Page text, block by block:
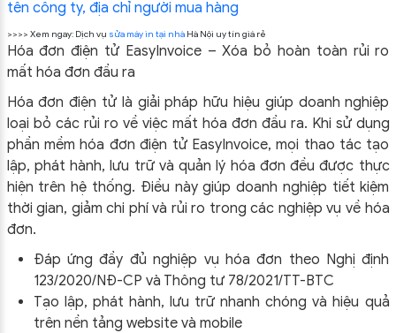
tên công ty, địa chỉ người mua hàng
>>>> Xem ngay: Dịch vụ sửa máy in tại nhàHà Nội uy tín giá rẻ
Hóa đơn điện tử EasyInvoice – Xóa bỏ hoàn toàn rủi ro
mất hóa đơn đầu ra
Hóa đơn điện tử là giải pháp hữu hiệu giúp doanh nghiệp
loại bỏ các rủi ro về việc mất hóa đơn đầu ra. Khi sử dụng
phần mềm hóa đơn điện tử EasyInvoice, mọi thao tác tạo
lập, phát hành, lưu trữ và quản lý hóa đơn đều được thực
hiện trên hệ thống. Điều này giúp doanh nghiệp tiết kiệm
thời gian, giảm chi phí và rủi ro trong các nghiệp vụ về hóa
đơn.
Đáp ứng đầy đủ nghiệp vụ hóa đơn theo Nghị định
123/2020/NĐ-CP và Thông tư 78/2021/TT-BTC
Tạo lập, phát hành, lưu trữ nhanh chóng và hiệu quả
trên nền tảng website và mobile